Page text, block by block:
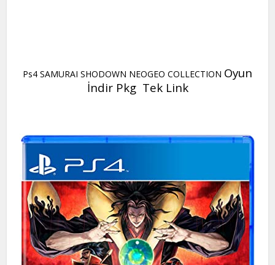
Ps4 SAMURAI SHODOWN NEOGEO COLLECTION Oyun
İndir Pkg Tek Link